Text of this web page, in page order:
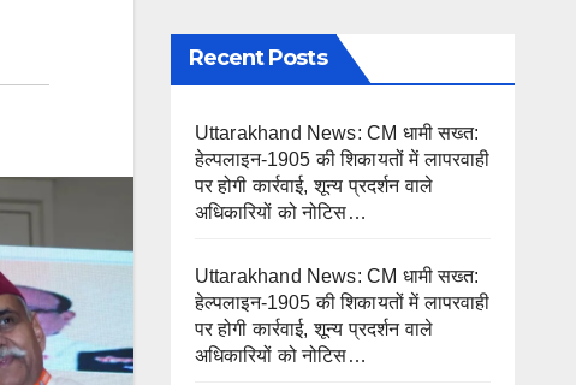
Recent Posts
Uttarakhand News: CM धामी सख्त:
हेल्पलाइन-1905 की शिकायतों में लापरवाही
पर होगी कार्रवाई, शून्य प्रदर्शन वाले
अधिकारियों को नोटिस…
Uttarakhand News: CM धामी सख्त:
हेल्पलाइन-1905 की शिकायतों में लापरवाही
पर होगी कार्रवाई, शून्य प्रदर्शन वाले
अधिकारियों को नोटिस…